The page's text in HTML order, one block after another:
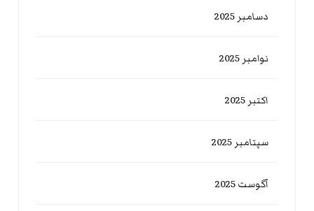
دسامبر 2025
نوامبر 2025
اکتبر 2025
سپتامبر 2025
آگوست 2025